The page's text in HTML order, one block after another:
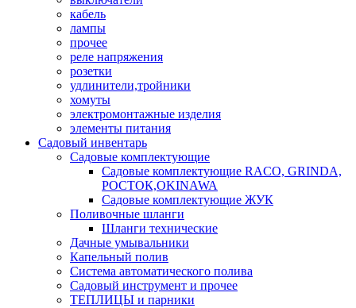
кабель
лампы
прочее
реле напряжения
розетки
удлинители,тройники
хомуты
электромонтажные изделия
элементы питания
Садовый инвентарь
Садовые комплектующие
Садовые комплектующие RACO, GRINDA,
РОСТОК,OKINAWA
Садовые комплектующие ЖУК
Поливочные шланги
Шланги технические
Дачные умывальники
Капельный полив
Система автоматического полива
Садовый инструмент и прочее
ТЕПЛИЦЫ и парники